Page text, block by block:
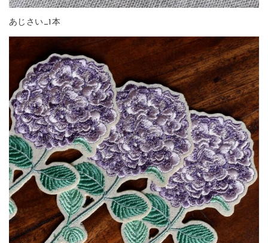
あじさい_1本